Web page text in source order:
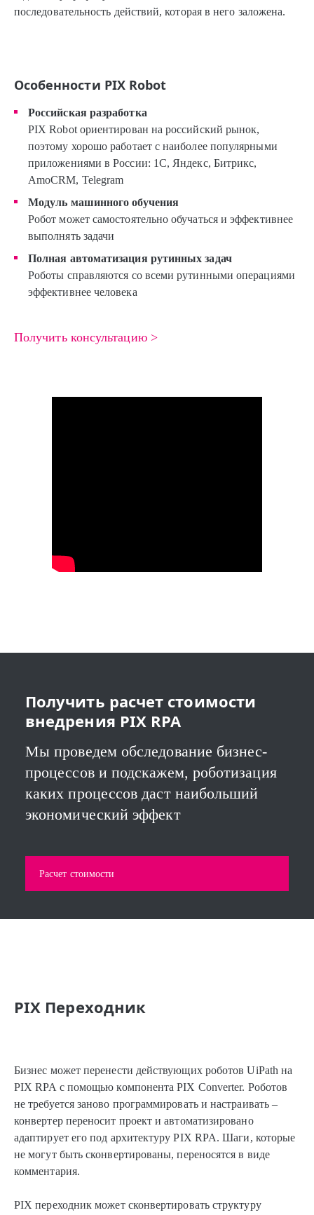
последовательность действий, которая в него заложена.
Особенности PIX Robot
Российская разработка
PIX Robot ориентирован на российский рынок,
поэтому хорошо работает с наиболее популярными
приложениями в России: 1С, Яндекс, Битрикс,
AmoCRM, Telegram
Модуль машинного обучения
Робот может самостоятельно обучаться и эффективнее
выполнять задачи
Полная автоматизация рутинных задач
Роботы справляются со всеми рутинными операциями
эффективнее человека
Получить консультацию >
Получить расчет стоимости
внедрения PIX RPA
Мы проведем обследование бизнес-
процессов и подскажем, роботизация
каких процессов даст наибольший
экономический эффект
Расчет стоимости
PIX Переходник
Бизнес может перенести действующих роботов UiPath на
PIX RPA с помощью компонента PIX Converter. Роботов
не требуется заново программировать и настраивать –
конвертер переносит проект и автоматизировано
адаптирует его под архитектуру PIX RPA. Шаги, которые
не могут быть сконвертированы, переносятся в виде
комментария.
PIX переходник может сконвертировать структуру